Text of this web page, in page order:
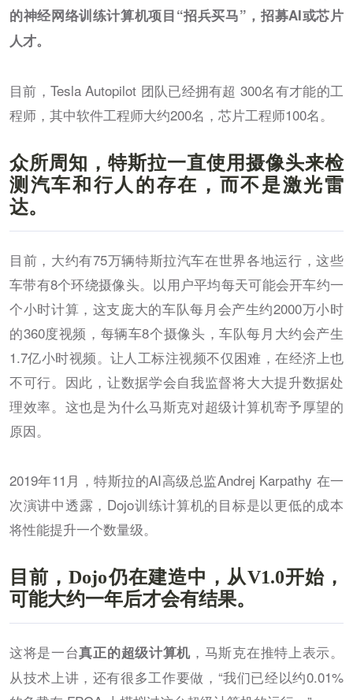
的神经网络训练计算机项目“招兵买马”，招募AI或芯片
人才。
目前，Tesla Autopilot 团队已经拥有超 300名有才能的工
程师，其中软件工程师大约200名，芯片工程师100名。
众所周知，特斯拉一直使用摄像头来检
测汽车和行人的存在，而不是激光雷
达。
目前，大约有75万辆特斯拉汽车在世界各地运行，这些
车带有8个环绕摄像头。以用户平均每天可能会开车约一
个小时计算，这支庞大的车队每月会产生约2000万小时
的360度视频，每辆车8个摄像头，车队每月大约会产生
1.7亿小时视频。让人工标注视频不仅困难，在经济上也
不可行。因此，让数据学会自我监督将大大提升数据处
理效率。这也是为什么马斯克对超级计算机寄予厚望的
原因。
2019年11月，特斯拉的AI高级总监Andrej Karpathy 在一
次演讲中透露，Dojo训练计算机的目标是以更低的成本
将性能提升一个数量级。
目前，Dojo仍在建造中，从V1.0开始，
可能大约一年后才会有结果。
这将是一台真正的超级计算机 ，马斯克在推特上表示。
从技术上讲，还有很多工作要做，“我们已经以约0.01%